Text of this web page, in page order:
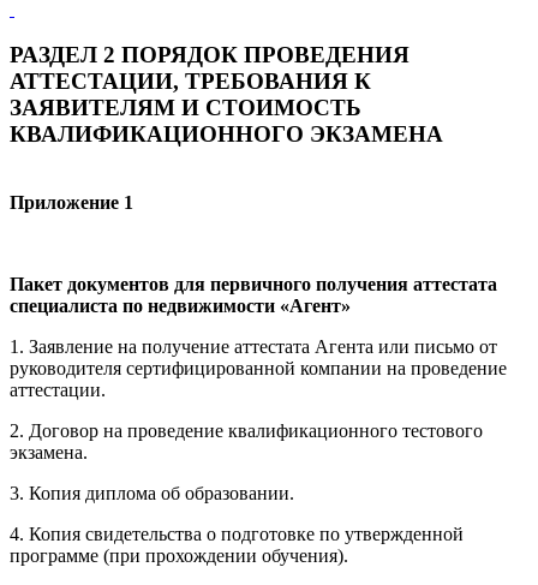
РАЗДЕЛ 2 ПОРЯДОК ПРОВЕДЕНИЯ
АТТЕСТАЦИИ, ТРЕБОВАНИЯ К
ЗАЯВИТЕЛЯМ И СТОИМОСТЬ
КВАЛИФИКАЦИОННОГО ЭКЗАМЕНА
Приложение 1
Пакет документов для первичного получения аттестата
специалиста по недвижимости «Агент»
1. Заявление на получение аттестата Агента или письмо от
руководителя сертифицированной компании на проведение
аттестации.
2. Договор на проведение квалификационного тестового
экзамена.
3. Копия диплома об образовании.
4. Копия свидетельства о подготовке по утвержденной
программе (при прохождении обучения).